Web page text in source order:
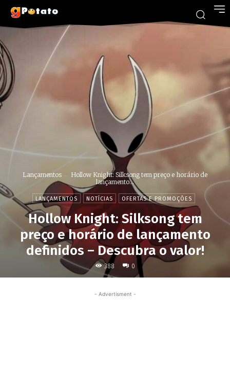
Lançamentos
Hollow Knight: Silksong tem preço e horário de
lançamento...
LANÇAMENTOS NOTÍCIAS OFERTAS E PROMOÇÕES
Hollow Knight: Silksong tem
preço e horário de lançamento
definidos – Descubra o valor!
388 0
- Advertisment -